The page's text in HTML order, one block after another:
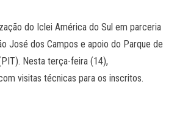
do Iclei América do Sul em parceria
José dos Campos e apoio do Parque de
Nesta terça-feira (14),
visitas técnicas para os inscritos.